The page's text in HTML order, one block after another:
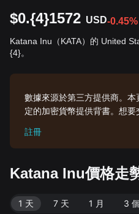
$0.{4}1572 USD-0.45%
Katana Inu（KATA）的 United
{4}。
數據來源於第三方提供商。
定的加密貨幣提供背書。想要
註冊
Katana Inu價格走
1 天 7 天 1 月 3